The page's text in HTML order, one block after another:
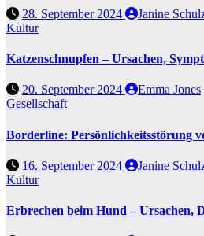
28. September 2024
Janine
Kultur
Katzenschnupfen – Ursachen,
20. September 2024
Emma Jones
Gesellschaft
Borderline: Persönlichkeitsstörung
16. September 2024
Janine
Kultur
Erbrechen beim Hund – Ursachen,